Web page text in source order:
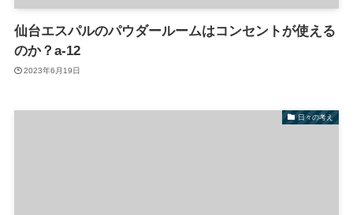
仙台エスパルのパウダールームはコンセントが使える
のか？a-12
2023年6月19日
日々の考え